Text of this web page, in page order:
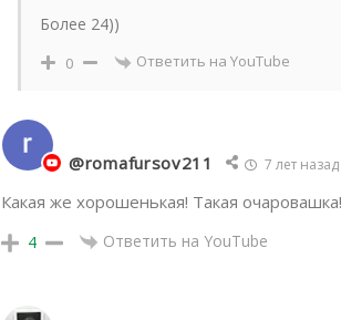
Более 24))
0 Ответить на YouTube
@romafursov211 7 лет назад
Какая же хорошенькая! Такая очаровашка!
4 Ответить на YouTube